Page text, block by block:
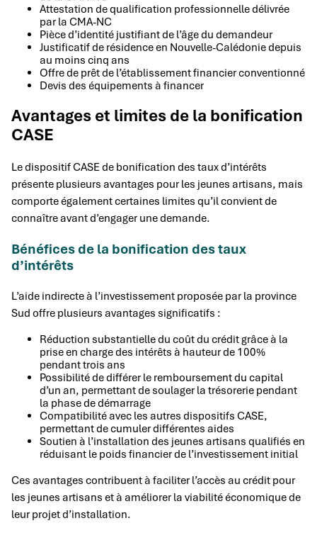
Attestation de qualification professionnelle délivrée
par la CMA-NC
Pièce d’identité justifiant de l’âge du demandeur
Justificatif de résidence en Nouvelle-Calédonie depuis
au moins cinq ans
Offre de prêt de l’établissement financier conventionné
Devis des équipements à financer
Avantages et limites de la bonification
CASE
Le dispositif CASE de bonification des taux d’intérêts
présente plusieurs avantages pour les jeunes artisans, mais
comporte également certaines limites qu’il convient de
connaître avant d’engager une demande.
Bénéfices de la bonification des taux
d’intérêts
L’aide indirecte à l’investissement proposée par la province
Sud offre plusieurs avantages significatifs :
Réduction substantielle du coût du crédit grâce à la
prise en charge des intérêts à hauteur de 100%
pendant trois ans
Possibilité de différer le remboursement du capital
d’un an, permettant de soulager la trésorerie pendant
la phase de démarrage
Compatibilité avec les autres dispositifs CASE,
permettant de cumuler différentes aides
Soutien à l’installation des jeunes artisans qualifiés en
réduisant le poids financier de l’investissement initial
Ces avantages contribuent à faciliter l’accès au crédit pour
les jeunes artisans et à améliorer la viabilité économique de
leur projet d’installation.